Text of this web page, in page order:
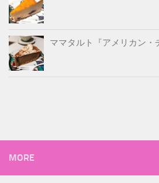
ママタルト『アメリカン・
MORE